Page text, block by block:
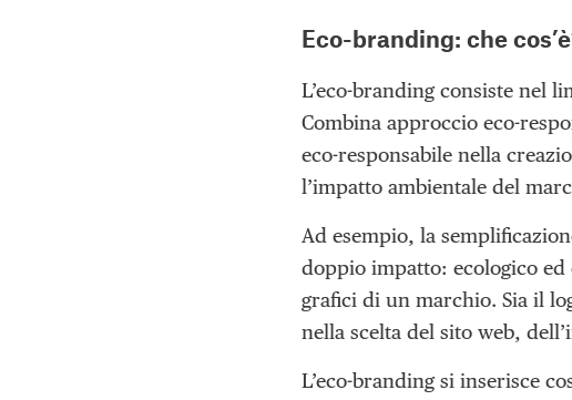
Eco-branding: che
L’eco-branding consiste nel
Combina approccio eco-
eco-responsabile nella
l’impatto ambientale del
Ad esempio, la
doppio impatto: ecologico
grafici di un marchio. Sia il
nella scelta del sito web,
L’eco-branding si inserisce